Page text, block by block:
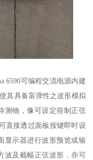
6590可编程交流电源内建
其具备富弹性之波形模拟
测物，像可设定箝制正弦
直接透过面板按键即时设
显示器进行波形预览或输
波及截幅正弦波形，亦可